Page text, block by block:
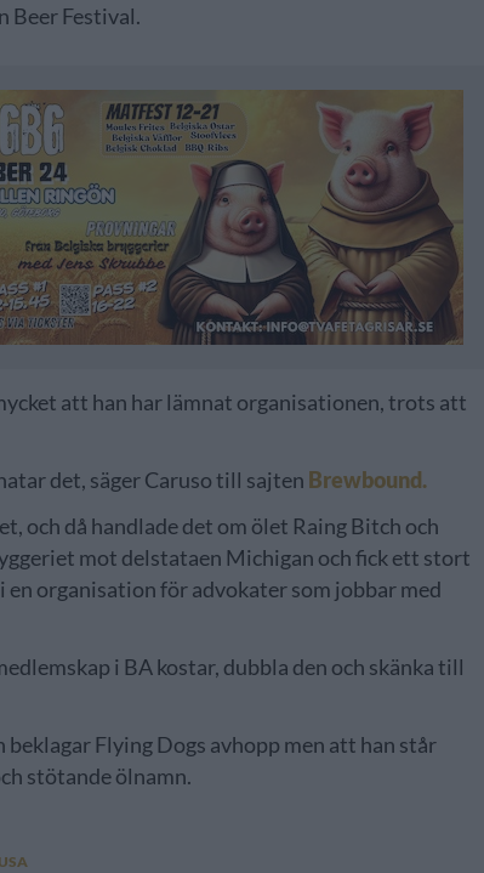
Beer Festival.
att han har lämnat organisationen, trots att
det, säger Caruso till sajten Brewbound.
och då handlade det om ölet Raing Bitch och
mot delstataen Michigan och fick ett stort
en organisation för advokater som jobbar med
i BA kostar, dubbla den och skänka till
Flying Dogs avhopp men att han står
stötande ölnamn.
USA